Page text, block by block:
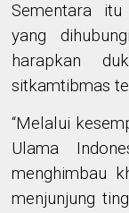
Sementara itu
yang
harapkan
sitkamtibmas
“Melalui
Ulama
menghimbau
menjunjung